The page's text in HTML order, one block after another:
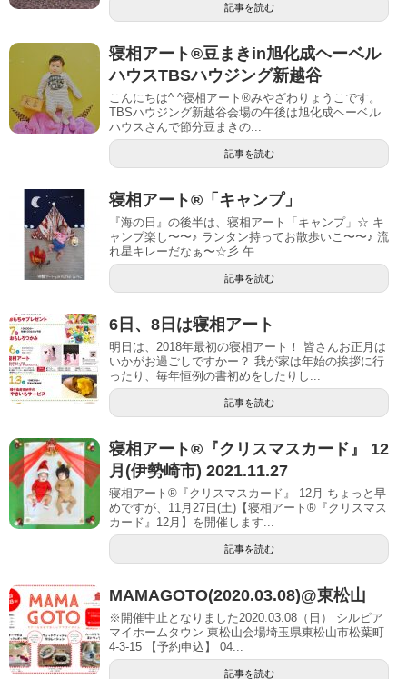
記事を読む
寝相アート®︎豆まきin旭化成ヘーベル
ハウスTBSハウジング新越谷
こんにちは^ ^寝相アート®︎みやざわりょうこです。
TBSハウジング新越谷会場の午後は旭化成ヘーベル
ハウスさんで節分豆まきの...
記事を読む
寝相アート®︎「キャンプ」
『海の日』の後半は、寝相アート「キャンプ」☆ キ
ャンプ楽し〜〜♪ ランタン持ってお散歩いこ〜〜♪ 流
れ星キレーだなぁ〜☆彡 午...
記事を読む
6日、8日は寝相アート
明日は、2018年最初の寝相アート！ 皆さんお正月は
いかがお過ごしですかー？ 我が家は年始の挨拶に行
ったり、毎年恒例の書初めをしたりし...
記事を読む
寝相アート®︎『クリスマスカード』 12
月(伊勢崎市) 2021.11.27
寝相アート®『クリスマスカード』 12月 ちょっと早
めですが、11月27日(土)【寝相アート®︎『クリスマス
カード』12月】を開催します...
記事を読む
MAMAGOTO(2020.03.08)@東松山
※開催中止となりました2020.03.08（日） シルピア
マイホームタウン 東松山会場埼玉県東松山市松葉町
4-3-15 【予約申込】 04...
記事を読む